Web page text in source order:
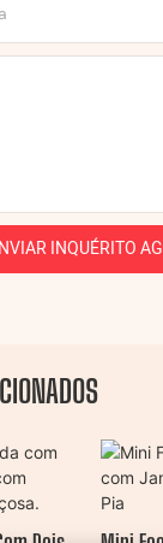
INQUÉRITO